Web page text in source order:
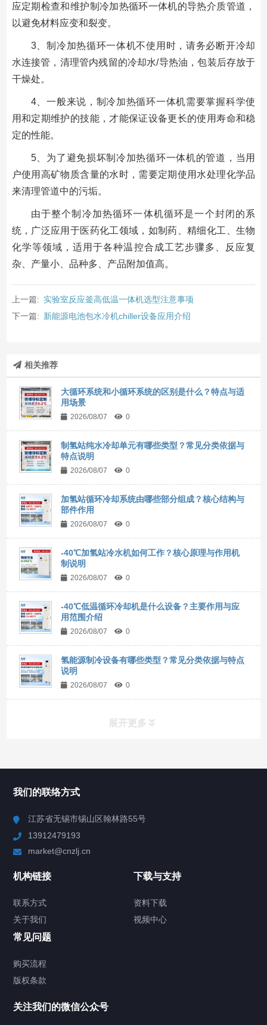
应定期检查和维护制冷加热循环一体机的导热介质管道，
以避免材料应变和裂变。
3、制冷加热循环一体机不使用时，请务必断开冷却
水连接管，清理管内残留的冷却水/导热油，包装后存放于
干燥处。
4、一般来说，制冷加热循环一体机需要掌握科学使
用和定期维护的技能，才能保证设备更长的使用寿命和稳
定的性能。
5、为了避免损坏制冷加热循环一体机的管道，当用
户使用高矿物质含量的水时，需要定期使用水处理化学品
来清理管道中的污垢。
由于整个制冷加热循环一体机循环是一个封闭的系
统，广泛应用于医药化工领域，如制药、精细化工、生物
化学等领域，适用于各种温控合成工艺步骤多、反应复
杂、产量小、品种多、产品附加值高。
上一篇: 实验室反应釜高低温一体机选型注意事项
下一篇: 新能源电池包水冷机chiller设备应用介绍
相关推荐
大循环系统和小循环系统的区别是什么？特点与适
用场景
2026/08/07 0
制氢站纯水冷却单元有哪些类型？常见分类依据与
特点说明
2026/08/07 0
加氢站循环冷却系统由哪些部分组成？核心结构与
部件作用
2026/08/07 0
-40℃加氢站冷水机如何工作？核心原理与作用机
制说明
2026/08/07 0
-40℃低温循环冷却机是什么设备？主要作用与应
用范围介绍
2026/08/07 0
氢能源制冷设备有哪些类型？常见分类依据与特点
说明
2026/08/07 0
展开更多
Chiller高精度制冷循环器
TCU温度控制单元
Chiller气体控温系统
我们的联络方式
江苏省无锡市锡山区翰林路55号
13912479193
market@cnzlj.cn
机构链接
联系方式
关于我们
下载与支持
资料下载
视频中心
常见问题
购买流程
版权条款
关注我们的微信公众号